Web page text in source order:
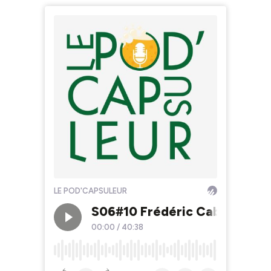
LE POD'CAPSULEUR
S06#10 Frédéric Cabrera,
00:00 / 40:38